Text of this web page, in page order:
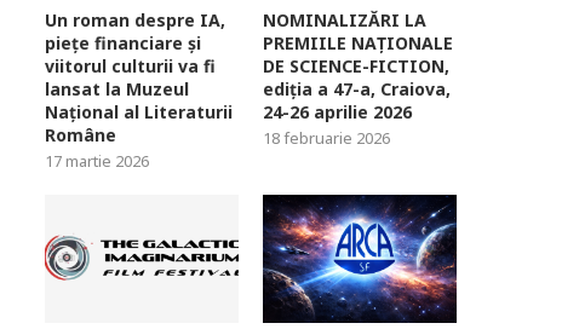
Un roman despre IA,
piețe financiare și
viitorul culturii va fi
lansat la Muzeul
Național al Literaturii
Române
17 martie 2026
NOMINALIZĂRI LA
PREMIILE NAȚIONALE
DE SCIENCE-FICTION,
ediția a 47-a, Craiova,
24-26 aprilie 2026
18 februarie 2026